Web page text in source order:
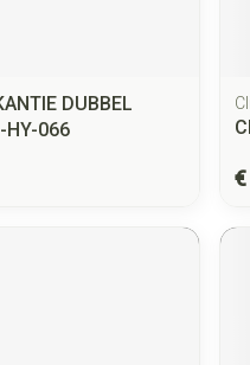
DUBBEL
HY-066
€